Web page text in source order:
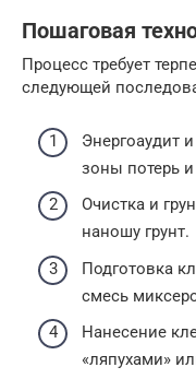
Пошаговая
Процесс требует
следующей
Энергоаудит
зоны потерь
Очистка и
наношу грунт.
Подготовка
смесь
Нанесение
«ляпухами»